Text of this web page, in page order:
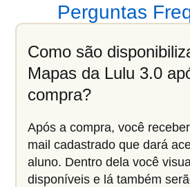
Perguntas
Como são
Mapas da Lulu 3.0
compra?
Após a compra, você
mail cadastrado que dará
aluno. Dentro dela você
disponíveis e lá também